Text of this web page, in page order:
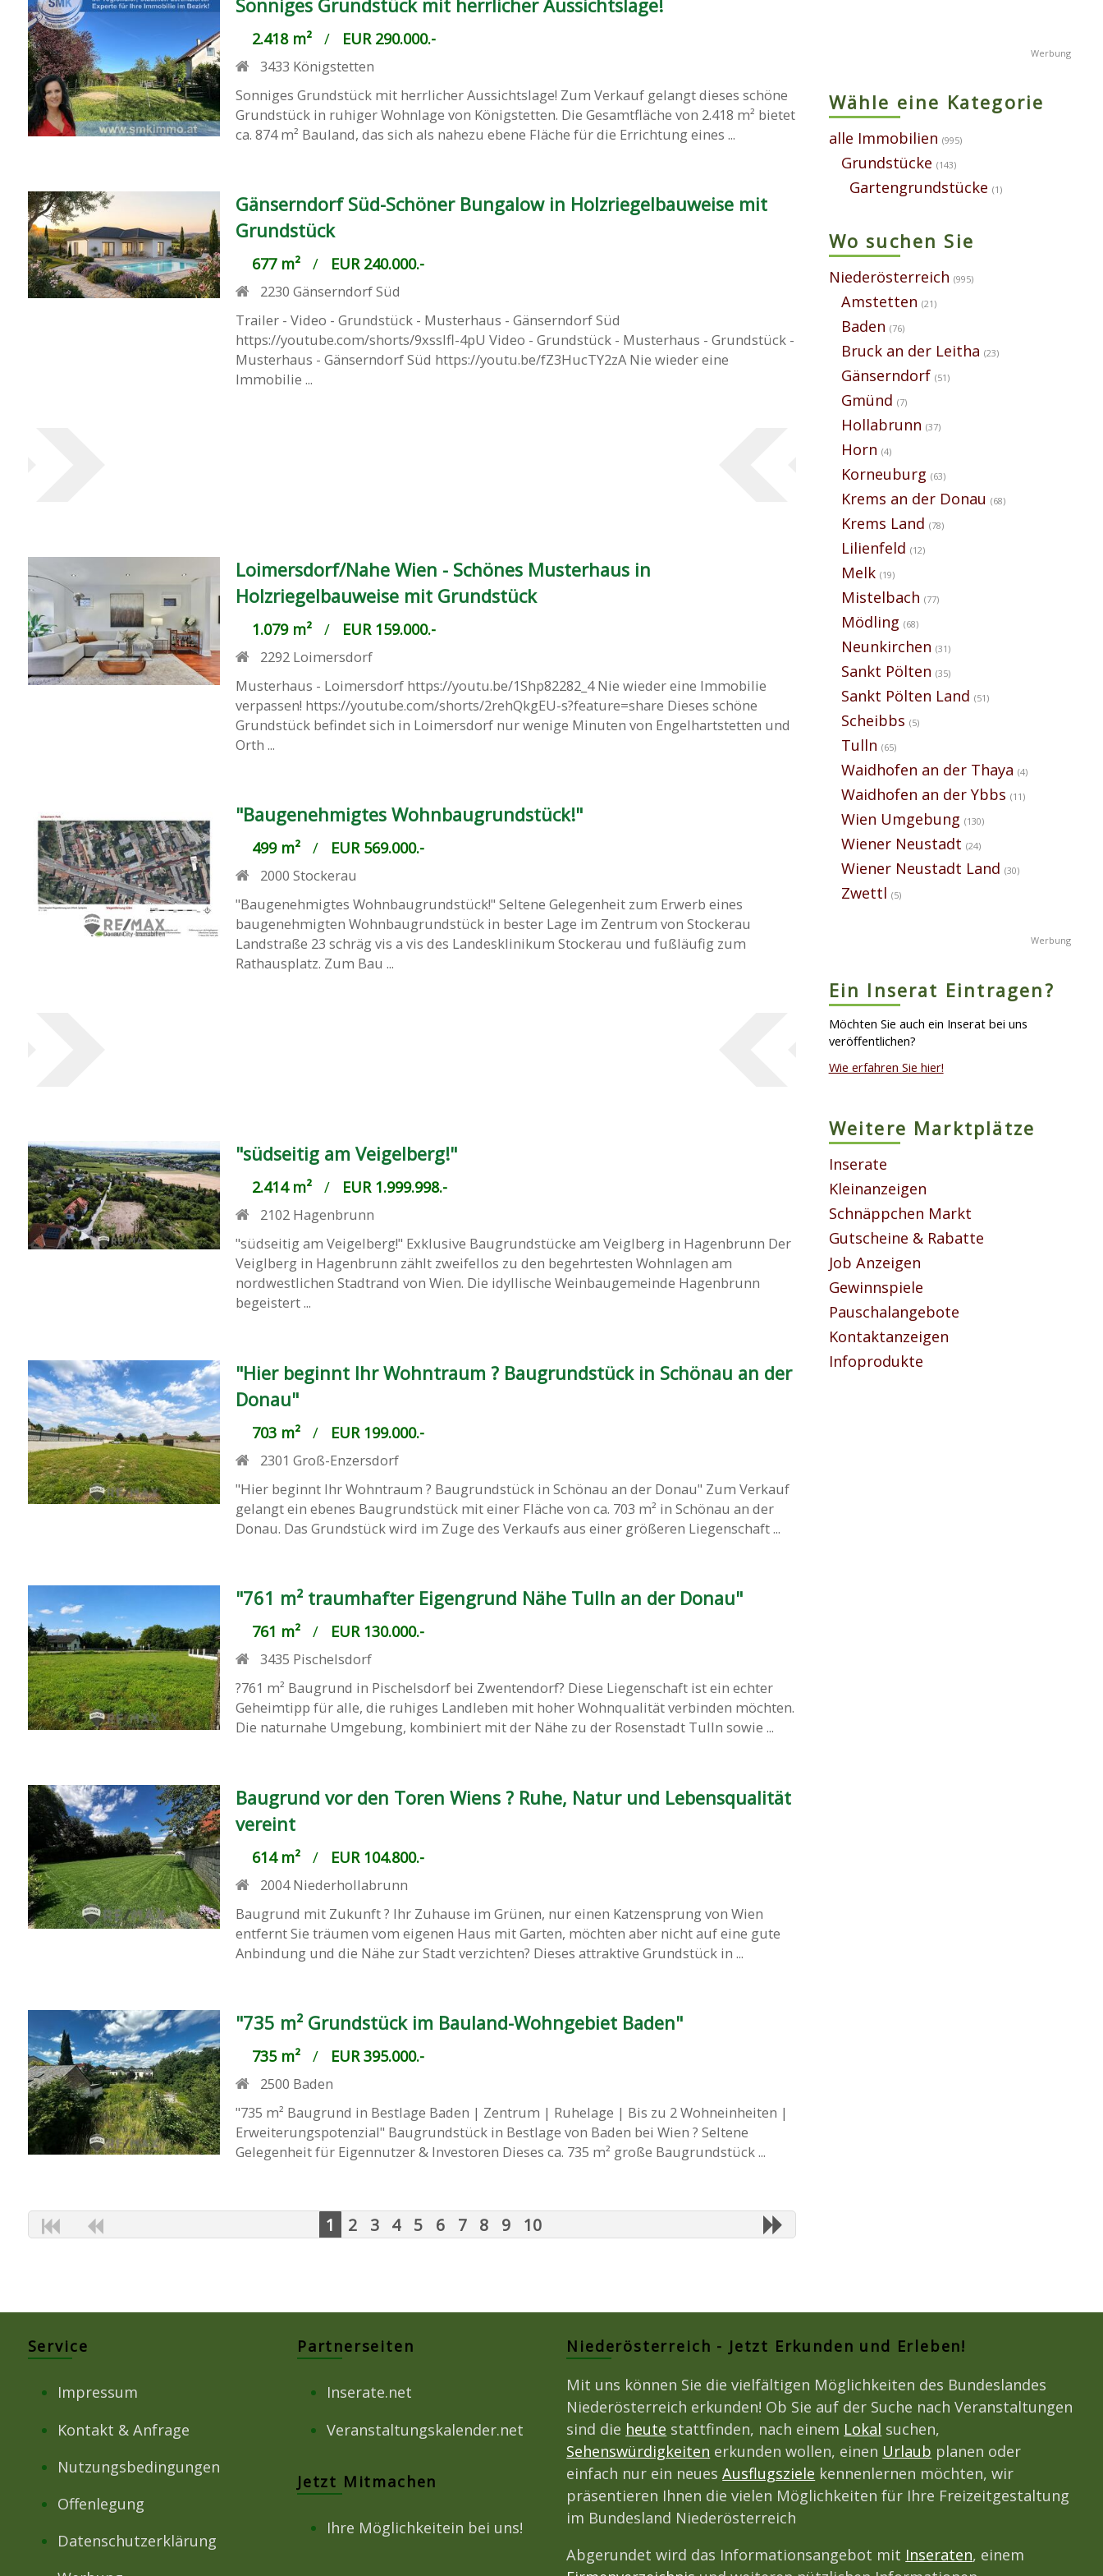
Sonniges Grundstück mit herrlicher Aussichtslage!
2.418 m²/ EUR 290.000.-
3433 Königstetten
Sonniges Grundstück mit herrlicher Aussichtslage! Zum Verkauf gelangt dieses schöne
Grundstück in ruhiger Wohnlage von Königstetten. Die Gesamtfläche von 2.418 m² bietet
ca. 874 m² Bauland, das sich als nahezu ebene Fläche für die Errichtung eines ...
Gänserndorf Süd-Schöner Bungalow in Holzriegelbauweise mit
Grundstück
677 m²/ EUR 240.000.-
2230 Gänserndorf Süd
Trailer - Video - Grundstück - Musterhaus - Gänserndorf Süd
https://youtube.com/shorts/9xsslfl-4pU Video - Grundstück - Musterhaus - Grundstück -
Musterhaus - Gänserndorf Süd https://youtu.be/fZ3HucTY2zA Nie wieder eine
Immobilie ...
Loimersdorf/Nahe Wien - Schönes Musterhaus in
Holzriegelbauweise mit Grundstück
1.079 m²/ EUR 159.000.-
2292 Loimersdorf
Musterhaus - Loimersdorf https://youtu.be/1Shp82282_4 Nie wieder eine Immobilie
verpassen! https://youtube.com/shorts/2rehQkgEU-s?feature=share Dieses schöne
Grundstück befindet sich in Loimersdorf nur wenige Minuten von Engelhartstetten und
Orth ...
"Baugenehmigtes Wohnbaugrundstück!"
499 m²/ EUR 569.000.-
2000 Stockerau
"Baugenehmigtes Wohnbaugrundstück!" Seltene Gelegenheit zum Erwerb eines
baugenehmigten Wohnbaugrundstück in bester Lage im Zentrum von Stockerau
Landstraße 23 schräg vis a vis des Landesklinikum Stockerau und fußläufig zum
Rathausplatz. Zum Bau ...
"südseitig am Veigelberg!"
2.414 m²/ EUR 1.999.998.-
2102 Hagenbrunn
"südseitig am Veigelberg!" Exklusive Baugrundstücke am Veiglberg in Hagenbrunn Der
Veiglberg in Hagenbrunn zählt zweifellos zu den begehrtesten Wohnlagen am
nordwestlichen Stadtrand von Wien. Die idyllische Weinbaugemeinde Hagenbrunn
begeistert ...
"Hier beginnt Ihr Wohntraum ? Baugrundstück in Schönau an der
Donau"
703 m²/ EUR 199.000.-
2301 Groß-Enzersdorf
"Hier beginnt Ihr Wohntraum ? Baugrundstück in Schönau an der Donau" Zum Verkauf
gelangt ein ebenes Baugrundstück mit einer Fläche von ca. 703 m² in Schönau an der
Donau. Das Grundstück wird im Zuge des Verkaufs aus einer größeren Liegenschaft ...
"761 m² traumhafter Eigengrund Nähe Tulln an der Donau"
761 m²/ EUR 130.000.-
3435 Pischelsdorf
?761 m² Baugrund in Pischelsdorf bei Zwentendorf? Diese Liegenschaft ist ein echter
Geheimtipp für alle, die ruhiges Landleben mit hoher Wohnqualität verbinden möchten.
Die naturnahe Umgebung, kombiniert mit der Nähe zu der Rosenstadt Tulln sowie ...
Baugrund vor den Toren Wiens ? Ruhe, Natur und Lebensqualität
vereint
614 m²/ EUR 104.800.-
2004 Niederhollabrunn
Baugrund mit Zukunft ? Ihr Zuhause im Grünen, nur einen Katzensprung von Wien
entfernt Sie träumen vom eigenen Haus mit Garten, möchten aber nicht auf eine gute
Anbindung und die Nähe zur Stadt verzichten? Dieses attraktive Grundstück in ...
"735 m² Grundstück im Bauland-Wohngebiet Baden"
735 m²/ EUR 395.000.-
2500 Baden
"735 m² Baugrund in Bestlage Baden | Zentrum | Ruhelage | Bis zu 2 Wohneinheiten |
Erweiterungspotenzial" Baugrundstück in Bestlage von Baden bei Wien ? Seltene
Gelegenheit für Eigennutzer & Investoren Dieses ca. 735 m² große Baugrundstück ...
1 2 3 4 5 6 7 8 9 10
Wähle eine Kategorie
alle Immobilien (995)
Grundstücke (143)
Gartengrundstücke (1)
Wo suchen Sie
Niederösterreich (995)
Amstetten (21)
Baden (76)
Bruck an der Leitha (23)
Gänserndorf (51)
Gmünd (7)
Hollabrunn (37)
Horn (4)
Korneuburg (63)
Krems an der Donau (68)
Krems Land (78)
Lilienfeld (12)
Melk (19)
Mistelbach (77)
Mödling (68)
Neunkirchen (31)
Sankt Pölten (35)
Sankt Pölten Land (51)
Scheibbs (5)
Tulln (65)
Waidhofen an der Thaya (4)
Waidhofen an der Ybbs (11)
Wien Umgebung (130)
Wiener Neustadt (24)
Wiener Neustadt Land (30)
Zwettl (5)
Ein Inserat Eintragen?
Möchten Sie auch ein Inserat bei uns
veröffentlichen?
Wie erfahren Sie hier!
Weitere Marktplätze
Inserate
Kleinanzeigen
Schnäppchen Markt
Gutscheine & Rabatte
Job Anzeigen
Gewinnspiele
Pauschalangebote
Kontaktanzeigen
Infoprodukte
Service
Impressum
Kontakt & Anfrage
Nutzungsbedingungen
Offenlegung
Datenschutzerklärung
Partnerseiten
Inserate.net
Veranstaltungskalender.net
Jetzt Mitmachen
Ihre Möglichkeitein bei uns!
Niederösterreich - Jetzt Erkunden und Erleben!
Mit uns können Sie die vielfältigen Möglichkeiten des Bundeslandes
Niederösterreich erkunden! Ob Sie auf der Suche nach Veranstaltungen
sind die heute stattfinden, nach einem Lokal suchen,
Sehenswürdigkeiten erkunden wollen, einen Urlaub planen oder
einfach nur ein neuesAusflugsziele kennenlernen möchten, wir
präsentieren Ihnen die vielen Möglichkeiten für Ihre Freizeitgestaltung
im Bundesland Niederösterreich
Abgerundet wird das Informationsangebot mit Inseraten, einem